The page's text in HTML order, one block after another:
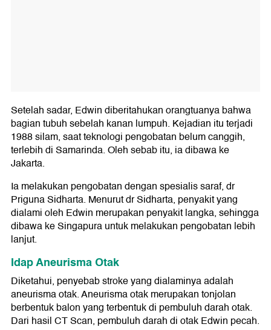
Setelah sadar, Edwin diberitahukan orangtuanya bahwa
bagian tubuh sebelah kanan lumpuh. Kejadian itu terjadi
1988 silam, saat teknologi pengobatan belum canggih,
terlebih di Samarinda. Oleh sebab itu, ia dibawa ke
Jakarta.
Ia melakukan pengobatan dengan spesialis saraf, dr
Priguna Sidharta. Menurut dr Sidharta, penyakit yang
dialami oleh Edwin merupakan penyakit langka, sehingga
dibawa ke Singapura untuk melakukan pengobatan lebih
lanjut.
Idap Aneurisma Otak
Diketahui, penyebab stroke yang dialaminya adalah
aneurisma otak. Aneurisma otak merupakan tonjolan
berbentuk balon yang terbentuk di pembuluh darah otak.
Dari hasil CT Scan, pembuluh darah di otak Edwin pecah.